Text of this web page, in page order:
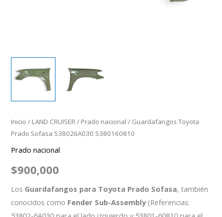
Inicio / LAND CRUISER/ Prado nacional / Guardafangos Toyota
Prado Sofasa 538026A030 5380160810
Prado nacional
$900,000
Los Guardafangos para Toyota Prado Sofasa, también
conocidos como Fender Sub-Assembly(Referencias: